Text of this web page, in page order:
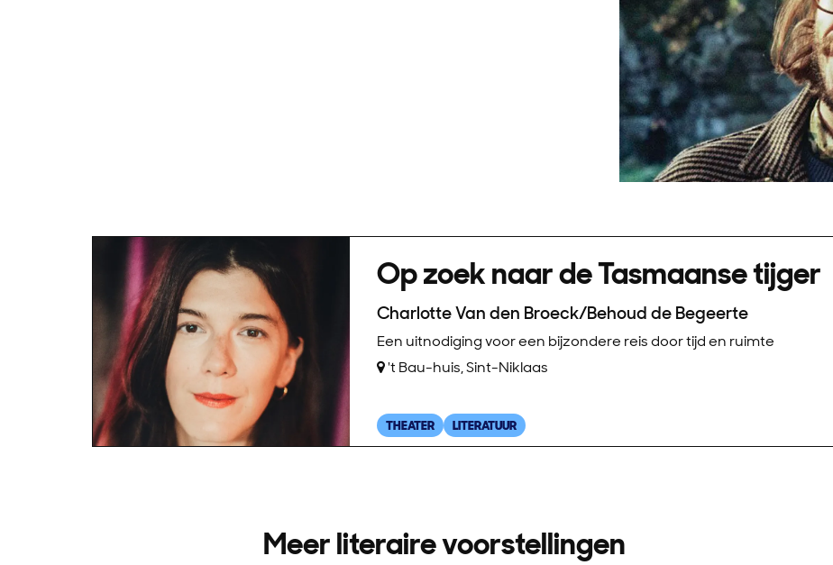
Op zoek naar de Tasmaanse tijger
Charlotte Van den Broeck/Behoud de Begeerte
Een uitnodiging voor een bijzondere reis door tijd en ruimte
't Bau-huis, Sint-Niklaas
THEATER LITERATUUR
Meer literaire voorstellingen